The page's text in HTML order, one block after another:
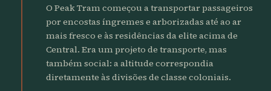
O Peak Tram começou a transportar passageiros
por encostas íngremes e arborizadas até ao ar
mais fresco e às residências da elite acima de
Central. Era um projeto de transporte, mas
também social: a altitude correspondia
diretamente às divisões de classe coloniais.